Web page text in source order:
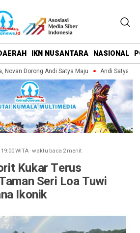
IKN NUSANTARA NASIONAL
Dorong Andi Satya Maju Andi Satya
19:00WITA·waktu baca 2 menit
Kukar Terus
Seri Loa Tuwi
Ikonik